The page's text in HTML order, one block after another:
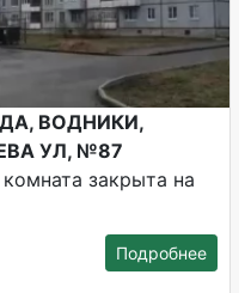
ВОДНИКИ,
УЛ, №87
закрыта на
Подробнее